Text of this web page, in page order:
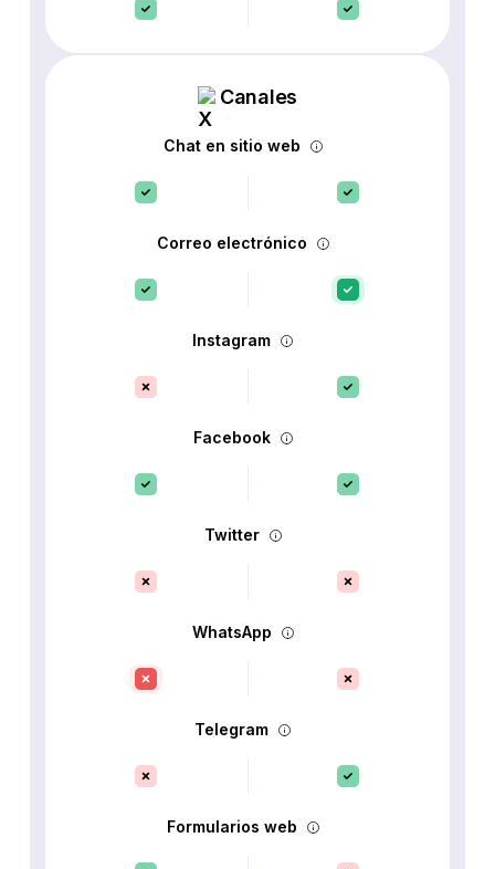
Canales
Chat en sitio web
Correo electrónico
Instagram
Facebook
Twitter
WhatsApp
Telegram
Formularios web